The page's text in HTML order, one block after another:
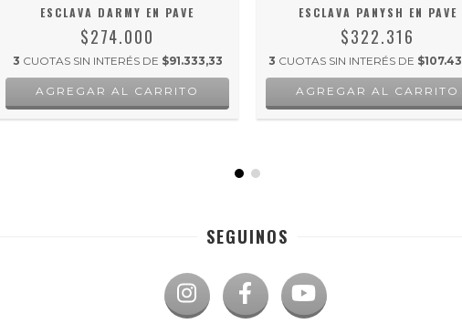
ESCLAVA DARMY EN PAVE
$274.000
3 CUOTAS SIN INTERÉS DE $91.333,33
ESCLAVA PANYSH EN PAVE
$322.316
3 CUOTAS SIN INTERÉS DE
SEGUINOS